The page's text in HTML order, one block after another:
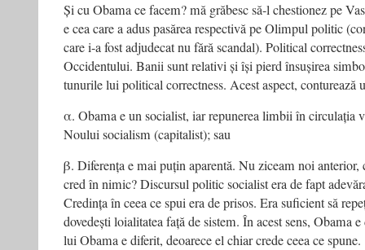
Și cu Obama ce facem? mă grăbesc să-l chestionez pe
e cea care a adus pasărea respectivă pe Olimpul politic
care i-a fost adjudecat nu fără scandal). Political
Occidentului. Banii sunt relativi și își pierd însușirea
tunurile lui political correctness. Acest aspect, conturează
α. Obama e un socialist, iar repunerea limbii în circulația
Noului socialism (capitalist); sau
β. Diferența e mai puțin aparentă. Nu ziceam noi anterior,
cred în nimic? Discursul politic socialist era de fapt
Credința în ceea ce spui era de prisos. Era suficient să
dovedești loialitatea față de sistem. În acest sens, Obama
lui Obama e diferit, deoarece el chiar crede ceea ce spune.